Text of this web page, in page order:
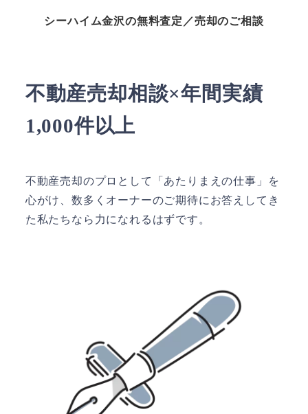
シーハイム金沢の無料査定／売却のご相談
不動産売却相談×年間実績
1,000件以上
不動産売却のプロとして「あたりまえの仕事」を
心がけ、数多くオーナーのご期待にお答えしてき
た私たちなら力になれるはずです。